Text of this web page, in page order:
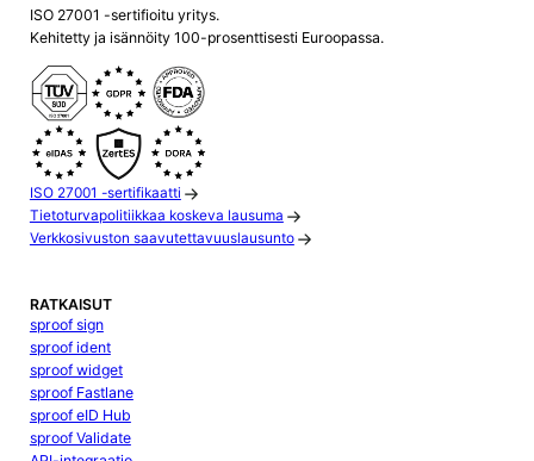
ISO 27001 -sertifioitu yritys.
Kehitetty ja isännöity 100-prosenttisesti Euroopassa.
ISO 27001 -sertifikaatti
Tietoturvapolitiikkaa koskeva lausuma
Verkkosivuston saavutettavuuslausunto
RATKAISUT
sproof sign
sproof ident
sproof widget
sproof Fastlane
sproof eID Hub
sproof Validate